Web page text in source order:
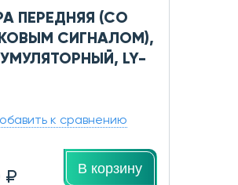
ПЕРЕДНЯЯ (СО
СИГНАЛОМ),
LY-
к сравнению
₽ В корзину